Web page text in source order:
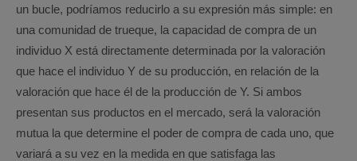
un bucle, podríamos reducirlo a su expresión más simple: en
una comunidad de trueque, la capacidad de compra de un
individuo X está directamente determinada por la valoración
que hace el individuo Y de su producción, en relación de la
valoración que hace él de la producción de Y. Si ambos
presentan sus productos en el mercado, será la valoración
mutua la que determine el poder de compra de cada uno, que
variará a su vez en la medida en que satisfaga las